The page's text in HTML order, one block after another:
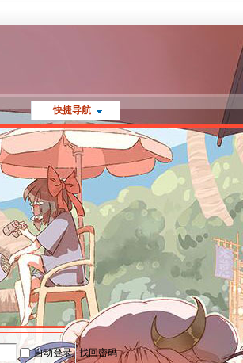
自动登录
找回密码
快捷导航